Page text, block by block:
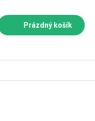
NÁKUPNÍ
Prázdný košík